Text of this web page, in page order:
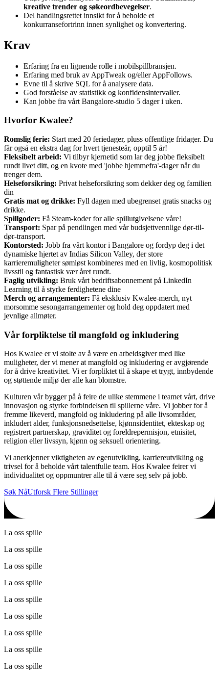
kreative trender og søkeordbevegelser.
Del handlingsrettet innsikt for å beholde et
konkurransefortrinn innen synlighet og konvertering.
Krav
Erfaring fra en lignende rolle i mobilspillbransjen.
Erfaring med bruk av AppTweak og/eller AppFollows.
Evne til å skrive SQL for å analysere data.
God forståelse av statistikk og konfidensintervaller.
Kan jobbe fra vårt Bangalore-studio 5 dager i uken.
Hvorfor Kwalee?
Romslig ferie: Start med 20 feriedager, pluss offentlige fridager. Du
får også en ekstra dag for hvert tjenesteår, opptil 5 år!
Fleksibelt arbeid: Vi tilbyr kjernetid som lar deg jobbe fleksibelt
rundt livet ditt, og en kvote med 'jobbe hjemmefra'-dager når du
trenger dem.
Helseforsikring: Privat helseforsikring som dekker deg og familien
din
Gratis mat og drikke: Fyll dagen med ubegrenset gratis snacks og
drikke.
Spillgoder: Få Steam-koder for alle spillutgivelsene våre!
Transport: Spar på pendlingen med vår budsjettvennlige dør-til-
dør-transport.
Kontorsted: Jobb fra vårt kontor i Bangalore og fordyp deg i det
dynamiske hjertet av Indias Silicon Valley, der store
karrieremuligheter sømløst kombineres med en livlig, kosmopolitisk
livsstil og fantastisk vær året rundt.
Faglig utvikling: Bruk vårt bedriftsabonnement på LinkedIn
Learning til å styrke ferdighetene dine
Merch og arrangementer: Få eksklusiv Kwalee-merch, nyt
morsomme sesongarrangementer og hold deg oppdatert med
jevnlige allmøter.
Vår forpliktelse til mangfold og inkludering
Hos Kwalee er vi stolte av å være en arbeidsgiver med like
muligheter, der vi mener at mangfold og inkludering er avgjørende
for å drive kreativitet. Vi er forpliktet til å skape et trygt, innbydende
og støttende miljø der alle kan blomstre.
Kulturen vår bygger på å feire de ulike stemmene i teamet vårt, drive
innovasjon og styrke forbindelsen til spillerne våre. Vi jobber for å
fremme likeverd, mangfold og inkludering på alle livsområder,
inkludert alder, funksjonsnedsettelse, kjønnsidentitet, ekteskap og
registrert partnerskap, graviditet og foreldrepermisjon, etnisitet,
religion eller livssyn, kjønn og seksuell orientering.
Vi anerkjenner viktigheten av egenutvikling, karriereutvikling og
trivsel for å beholde vårt talentfulle team. Hos Kwalee feirer vi
individualitet og oppmuntrer alle til å være seg selv på jobb.
Søk NåUtforsk Flere Stillinger
La oss spille
La oss spille
La oss spille
La oss spille
La oss spille
La oss spille
La oss spille
La oss spille
La oss spille